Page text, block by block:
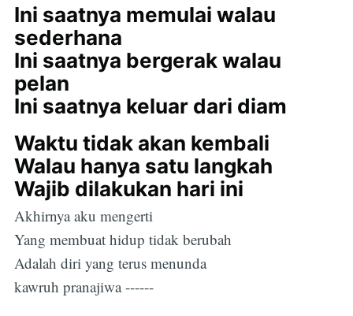
Ini saatnya memulai walau
sederhana
Ini saatnya bergerak walau
pelan
Ini saatnya keluar dari diam
Waktu tidak akan kembali
Walau hanya satu langkah
Wajib dilakukan hari ini
Akhirnya aku mengerti
Yang membuat hidup tidak berubah
Adalah diri yang terus menunda
kawruh pranajiwa ------